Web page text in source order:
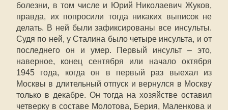
болезни, в том числе и Юрий Николаевич Жуков,
правда, их попросили тогда никаких выписок не
делать. В ней были зафиксированы все инсульты.
Судя по ней, у Сталина было четыре инсульта, и от
последнего он и умер. Первый инсульт – это,
наверное, конец сентября или начало октября
1945 года, когда он в первый раз выехал из
Москвы в длительный отпуск и вернулся в Москву
только в декабре. Он тогда на хозяйстве оставил
четверку в составе Молотова, Берия, Маленкова и